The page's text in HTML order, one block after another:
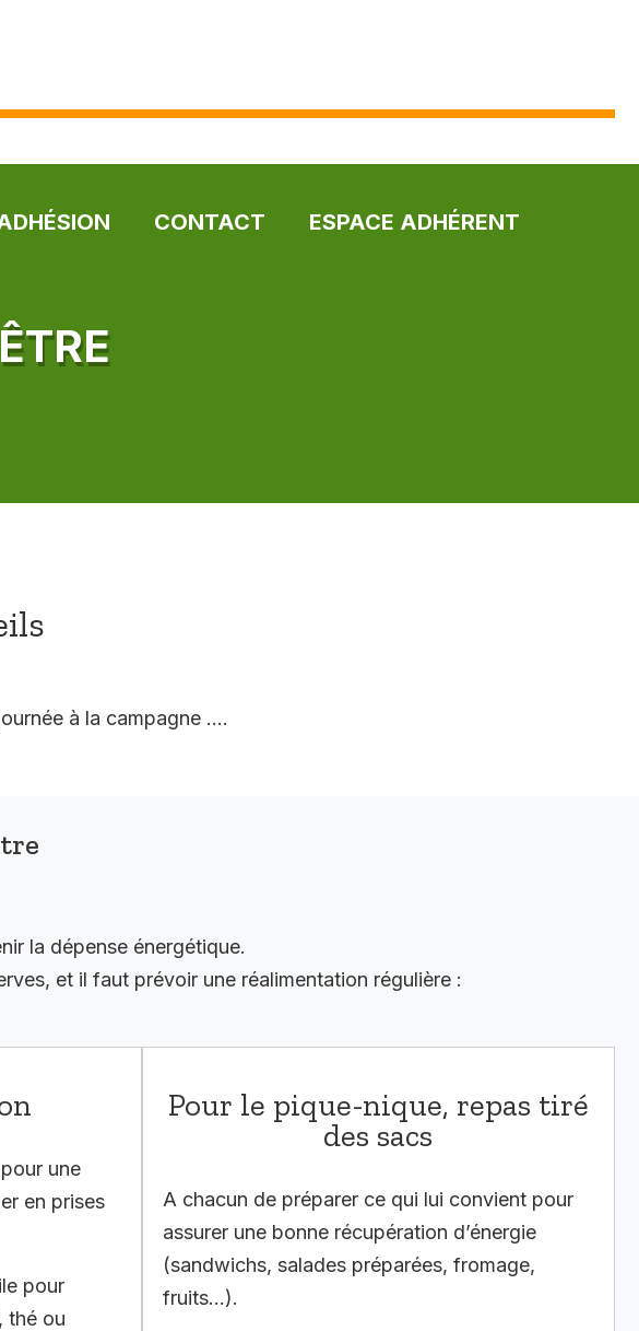
CONTACT ESPACE ADHÉRENT
à la campagne ….
la dépense énergétique.
et il faut prévoir une réalimentation régulière :
une
en prises
pour
thé ou
Pour le pique-nique, repas tiré
des sacs
A chacun de préparer ce qui lui convient pour
assurer une bonne récupération d’énergie
(sandwichs, salades préparées, fromage,
fruits…).